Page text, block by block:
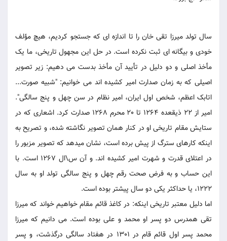
سال تولد میرزا تقی خان را تا اندازه ای که جستجو کردیم، هیچ مؤلف
خودی و بیگانه ای ثبت نکرده است. در حل این مجهول تاریخی، ما یک
مأخذ اصلی و دو دلیل در تأیید آن مأخذ بدست می دهیم: زیر تصویر
اصیلی که به زمان صدارت امیر کشیده اند می خوانیم: "شبیه صورت...
اتابک اعظم، شخص اول ایران، امیر نظام در سن چهل و پنج سالگی".
امیر از 22 ذیقعده 1264 تا 20 محرم 1268 صدارت کرد. اشعاری که در
ستایش مقام تاریخی او در کنار همان تصویر نگاشته شده، و تصریح به
اینکه کارهای سترگ از پیش برده است، نشان میدهد که تصویر مزبور را
در اعتلای قدرت و شهرت امیر کشیده اند. و آن س\ال 1267 است. با
این حساب و به فرض صحت رقم چهل و پنج سالگی تولد او به سال
1222، یا حداکثر یکی دو سال پیشتر بوده است.
اما دلیل معتبر تاریخی اینکه: در کاغذ قائم مقام خواهیم خواند که میرزا
تقی همدرس دو پسر او محمد و علی بوده است. می دانیم که میرزا
محمد پسر اول قائم قام در 1301 در هفتاد سالگی درگذشت، و پسر